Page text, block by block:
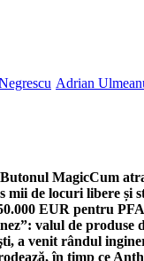
Adrian
MagicCum
de locuri libere și
EUR pentru
valul de produse
a venit rândul
în timp ce